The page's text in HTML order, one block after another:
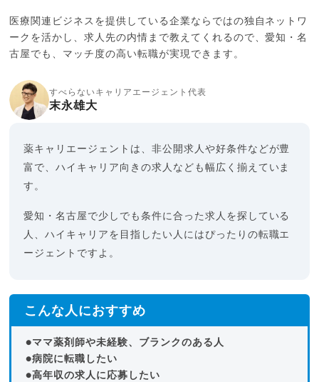
医療関連ビジネスを提供している企業ならではの独自ネットワ
ークを活かし、求人先の内情まで教えてくれるので、愛知・名
古屋でも、マッチ度の高い転職が実現できます。
すべらないキャリアエージェント代表
末永雄大
薬キャリエージェントは、非公開求人や好条件などが豊
富で、ハイキャリア向きの求人なども幅広く揃えていま
す。
愛知・名古屋で少しでも条件に合った求人を探している
人、ハイキャリアを目指したい人にはぴったりの転職エ
ージェントですよ。
こんな人におすすめ
●ママ薬剤師や未経験、ブランクのある人
●病院に転職したい
●高年収の求人に応募したい